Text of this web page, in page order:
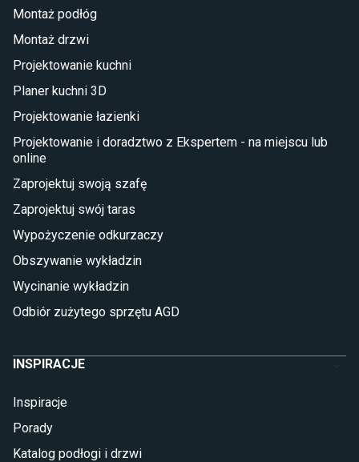
Taras i balkon
Sztuczna trawa miękka
Koce i pledy
Płytki na balkon
Lampy stojące LED
Płytki
Płytki Cersanit
Płytki wielkoformatowe
Glazura
Płytki marmurowe
Montaż podłóg
Montaż drzwi
Projektowanie kuchni
Planer kuchni 3D
Projektowanie łazienki
Projektowanie i doradztwo z Ekspertem - na miejscu lub
online
Zaprojektuj swoją szafę
Zaprojektuj swój taras
Wypożyczenie odkurzaczy
Obszywanie wykładzin
Wycinanie wykładzin
Odbiór zużytego sprzętu AGD
INSPIRACJE
Inspiracje
Porady
Katalog podłogi i drzwi